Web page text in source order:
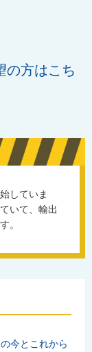
の方はこち
していま
いて、輸出
。
今とこれから